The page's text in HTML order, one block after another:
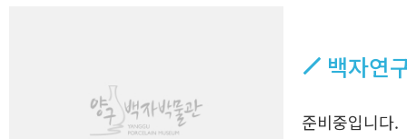
백자연
준비중입니다.